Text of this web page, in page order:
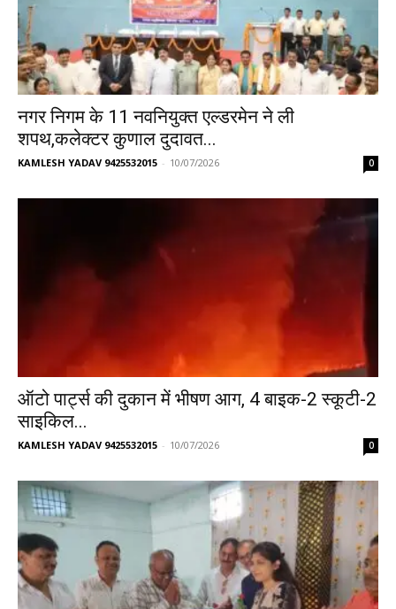
नगर निगम के 11 नवनियुक्त एल्डरमेन ने ली
शपथ,कलेक्टर कुणाल दुदावत...
KAMLESH YADAV 9425532015 - 10/07/2026 0
ऑटो पार्ट्स की दुकान में भीषण आग, 4 बाइक-2 स्कूटी-2
साइकिल...
KAMLESH YADAV 9425532015 - 10/07/2026 0